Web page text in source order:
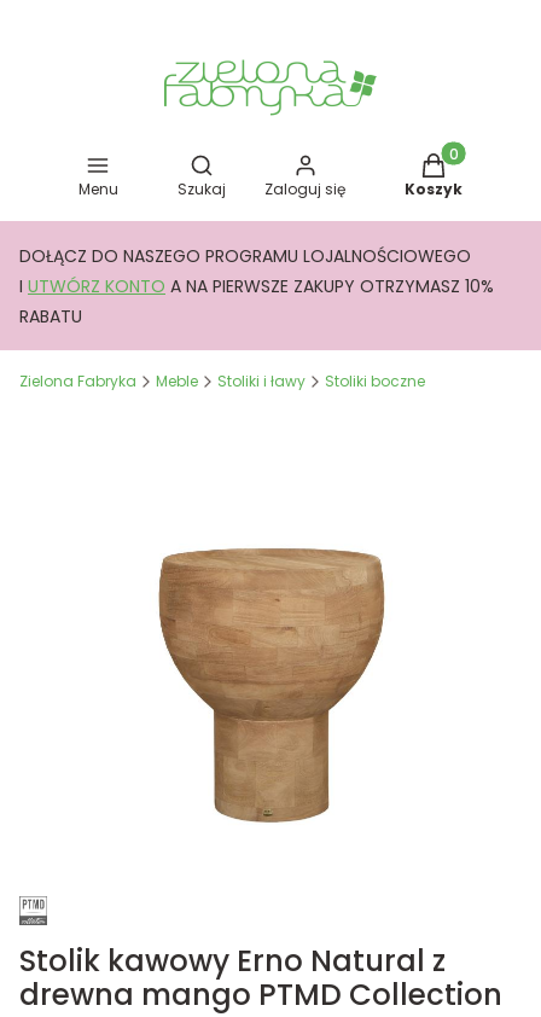
Menu
Otwórz wyszukiwarkę
Szukaj Zaloguj się
Produkty w
Koszyk
DOŁĄCZ DO NASZEGO PROGRAMU LOJALNOŚCIOWEGO
I UTWÓRZ KONTO A NA PIERWSZE ZAKUPY OTRZYMASZ 10%
RABATU
Zielona Fabryka Meble Stoliki i ławy Stoliki boczne
Stolik kawowy Erno Natural z
drewna mango PTMD Collection